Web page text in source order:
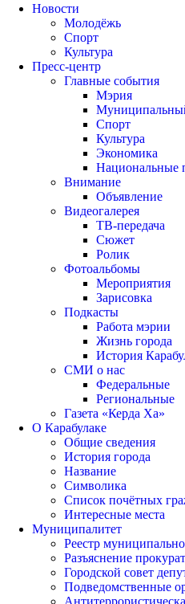
Новости
Молодёжь
Спорт
Культура
Пресс-центр
Главные события
Мэрия
Спорт
Культура
Экономика
Национальные
Внимание
Объявление
Видеогалерея
ТВ-передача
Сюжет
Ролик
Фотоальбомы
Мероприятия
Зарисовка
Подкасты
Работа мэрии
Жизнь города
История
СМИ о нас
Федеральные
Региональные
Газета «Керда Ха»
О Карабулаке
Общие сведения
История города
Название
Символика
Список почётных
Интересные места
Муниципалитет
Реестр
Разъяснение
Городской совет
Подведомственные